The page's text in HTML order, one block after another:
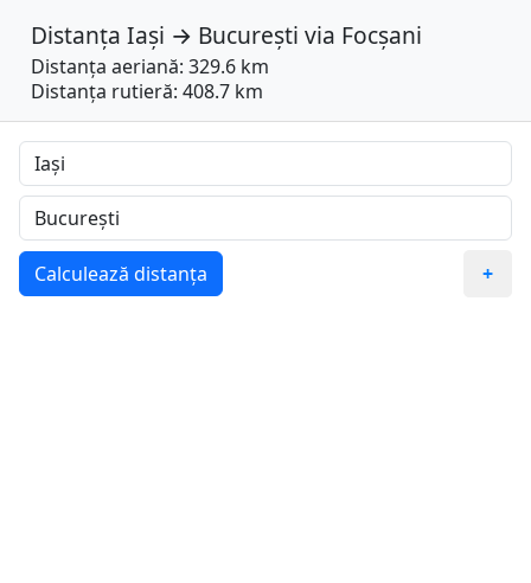
Distanța Iași → București via Focșani
Distanța aeriană: 329.6 km
Distanța rutieră: 408.7 km
Calculează distanța +